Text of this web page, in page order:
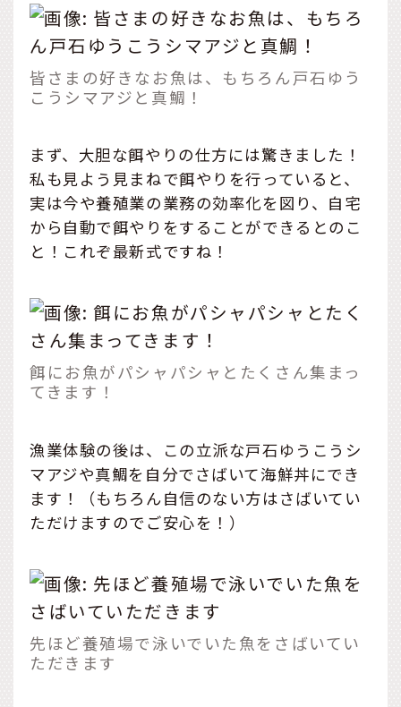
皆さまの好きなお魚は、もちろん戸石ゆう
こうシマアジと真鯛！
まず、大胆な餌やりの仕方には驚きました！
私も見よう見まねで餌やりを行っていると、
実は今や養殖業の業務の効率化を図り、自宅
から自動で餌やりをすることができるとのこ
と！これぞ最新式ですね！
餌にお魚がパシャパシャとたくさん集まっ
てきます！
漁業体験の後は、この立派な戸石ゆうこうシ
マアジや真鯛を自分でさばいて海鮮丼にでき
ます！（もちろん自信のない方はさばいてい
ただけますのでご安心を！）
先ほど養殖場で泳いでいた魚をさばいてい
ただきます